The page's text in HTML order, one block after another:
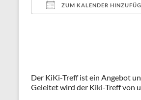
ZUM KALENDER
Der KiKi-Treff ist ein Angebot
Geleitet wird der Kiki-Treff von